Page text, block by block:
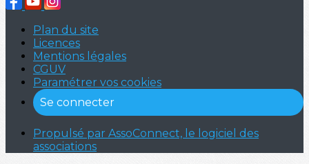
Plan du site
Licences
Mentions légales
CGUV
Paramétrer vos cookies
Se connecter
Propulsé par AssoConnect, le logiciel des
associations